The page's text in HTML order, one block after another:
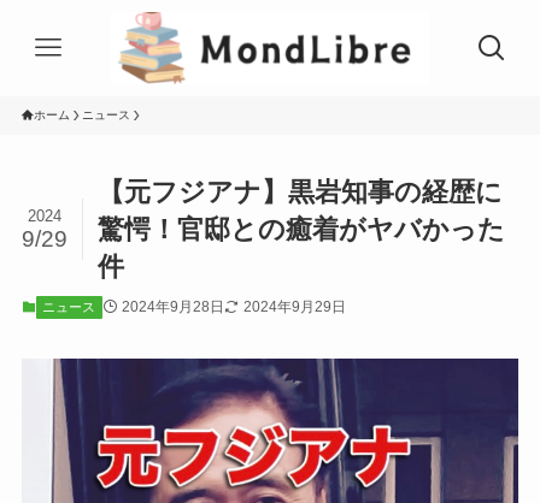
ホーム ニュース
【元フジアナ】黒岩知事の経歴に
驚愕！官邸との癒着がヤバかった
件
2024
9/29
ニュース 2024年9月28日 2024年9月29日